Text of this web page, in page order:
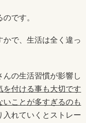
です。
かで、生活は全く違っ
んの生活習慣が影響し
を付ける事も大切です
ことが多すぎるのも
入れていくとストレー